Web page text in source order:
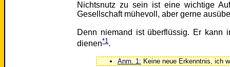
Nichtsnutz zu sein ist eine wichtige
Gesellschaft mühevoll, aber gerne
Denn niemand ist überflüssig. Er kann
dienen*1.
Anm. 1: Keine neue Erkenntnis, ich